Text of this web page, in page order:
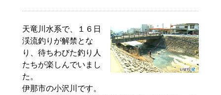
天竜川水系で、１６日
渓流釣りが解禁とな
り、待ちわびた釣り人
たちが楽しんでいまし
た。
伊那市の小沢川です。